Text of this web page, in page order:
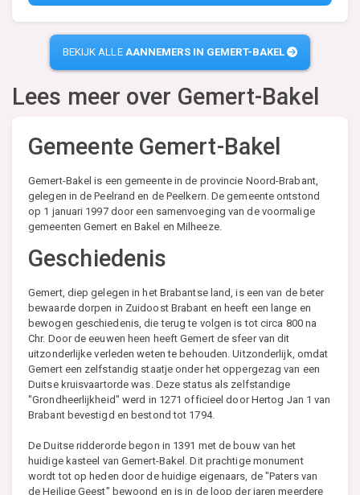
BEKIJK ALLE AANNEMERS IN GEMERT-BAKEL
Lees meer over Gemert-Bakel
Gemeente Gemert-Bakel
Gemert-Bakel is een gemeente in de provincie Noord-Brabant,
gelegen in de Peelrand en de Peelkern. De gemeente ontstond
op 1 januari 1997 door een samenvoeging van de voormalige
gemeenten Gemert en Bakel en Milheeze.
Geschiedenis
Gemert, diep gelegen in het Brabantse land, is een van de beter
bewaarde dorpen in Zuidoost Brabant en heeft een lange en
bewogen geschiedenis, die terug te volgen is tot circa 800 na
Chr. Door de eeuwen heen heeft Gemert de sfeer van dit
uitzonderlijke verleden weten te behouden. Uitzonderlijk, omdat
Gemert een zelfstandig staatje onder het oppergezag van een
Duitse kruisvaartorde was. Deze status als zelfstandige
"Grondheerlijkheid" werd in 1271 officieel door Hertog Jan 1 van
Brabant bevestigd en bestond tot 1794.
De Duitse ridderorde begon in 1391 met de bouw van het
huidige kasteel van Gemert-Bakel. Dit prachtige monument
wordt tot op heden door de huidige eigenaars, de "Paters van
de Heilige Geest" bewoond en is in de loop der jaren meerdere